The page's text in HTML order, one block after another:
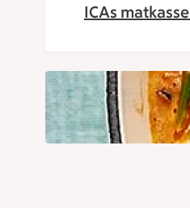
ICAs matkasse